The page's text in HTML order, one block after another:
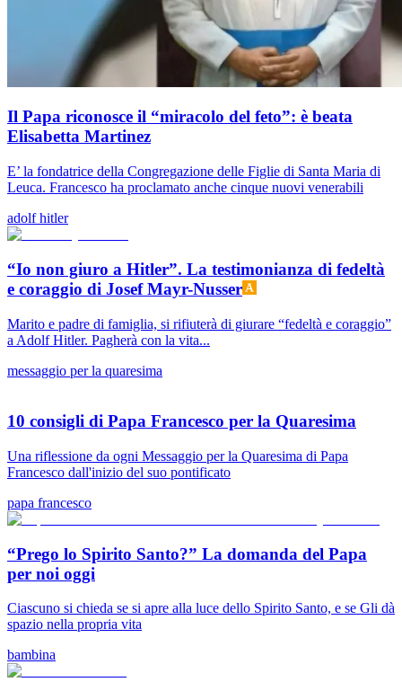
Il Papa riconosce il “miracolo del feto”: è beata
Elisabetta Martinez
E’ la fondatrice della Congregazione delle Figlie di Santa Maria di
Leuca. Francesco ha proclamato anche cinque nuovi venerabili
adolf hitler
“Io non giuro a Hitler”. La testimonianza di fedeltà
e coraggio di Josef Mayr-Nusser
Marito e padre di famiglia, si rifiuterà di giurare “fedeltà e coraggio”
a Adolf Hitler. Pagherà con la vita...
messaggio per la quaresima
10 consigli di Papa Francesco per la Quaresima
Una riflessione da ogni Messaggio per la Quaresima di Papa
Francesco dall'inizio del suo pontificato
papa francesco
“Prego lo Spirito Santo?” La domanda del Papa
per noi oggi
Ciascuno si chieda se si apre alla luce dello Spirito Santo, e se Gli dà
spazio nella propria vita
bambina